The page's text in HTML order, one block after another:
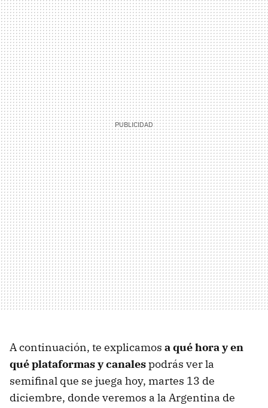
A continuación, te explicamos a qué hora y en
qué plataformas y canalespodrás ver la
semifinal que se juega hoy, martes 13 de
diciembre, donde veremos a la Argentina de